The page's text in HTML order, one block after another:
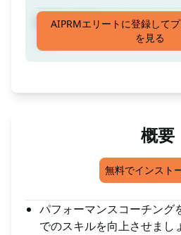
希望の分野でブートキャン
AIPRMエリートに登録して
を見る
概要
無料でインスト
パフォーマンスコーチング
でのスキルを向上させまし